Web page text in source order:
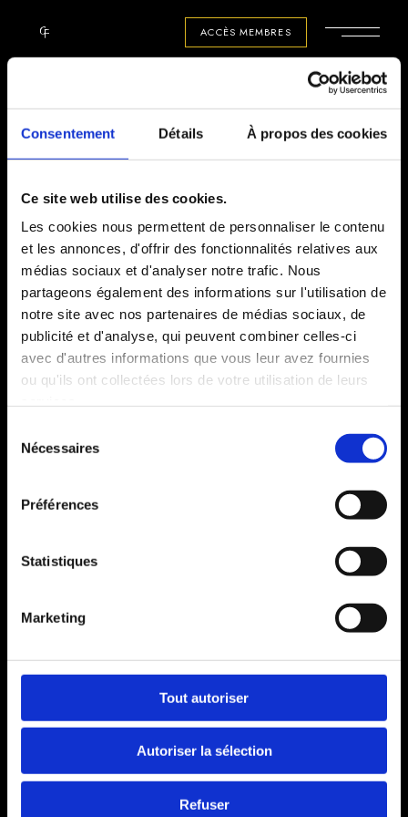
Consentement Détails À propos des cookies
Ce site web utilise des cookies.
Les cookies nous permettent de personnaliser le contenu
et les annonces, d'offrir des fonctionnalités relatives aux
médias sociaux et d'analyser notre trafic. Nous
partageons également des informations sur l'utilisation de
notre site avec nos partenaires de médias sociaux, de
publicité et d'analyse, qui peuvent combiner celles-ci
avec d'autres informations que vous leur avez fournies
ou qu'ils ont collectées lors de votre utilisation de leurs
Nécessaires
Préférences
Statistiques
Marketing
Tout autoriser
Autoriser la sélection
Refuser
content
ACCÈS MEMBRES
SE CONNECTER
Identifiant ou e-mail*Obligatoire
Mot de passe*Obligatoire
Se souvenir de moi